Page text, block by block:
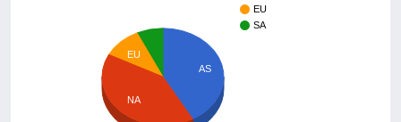
EU
SA
AS
EU
NA